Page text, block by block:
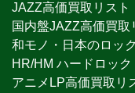
JAZZ高価買取リスト
国内盤JAZZ高価買取
和モノ・日本のロッ
HR/HM ハードロッ
アニメLP高価買取リ